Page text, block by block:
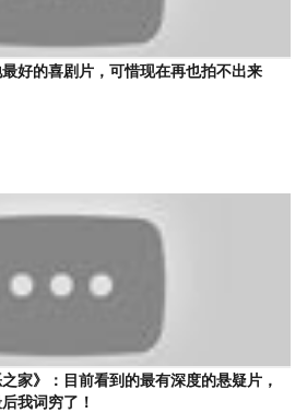
最好的喜剧片，可惜现在再也拍不出来
家》：目前看到的最有深度的悬疑片，
我词穷了！